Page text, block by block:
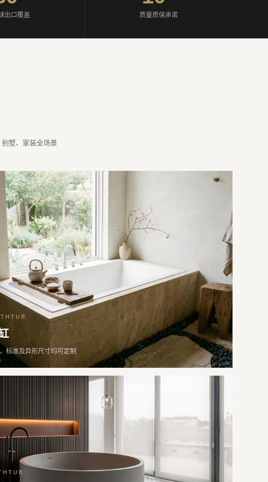
出口覆盖 质量质保承诺
别墅、家装全场景
标准及异形尺寸均可定制